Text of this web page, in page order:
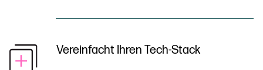
Vereinfacht Ihren Tech-Stack